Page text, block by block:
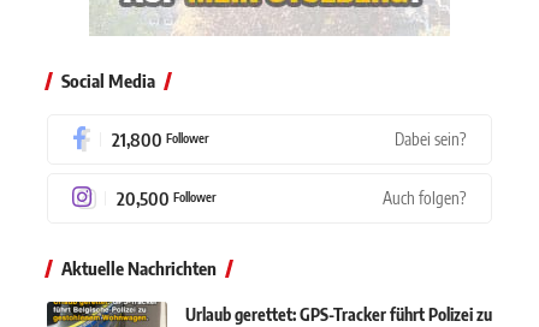
Social Media
21,800 Follower Dabei sein?
20,500 Follower Auch folgen?
Aktuelle Nachrichten
Urlaub gerettet: GPS-Tracker führt Polizei zu